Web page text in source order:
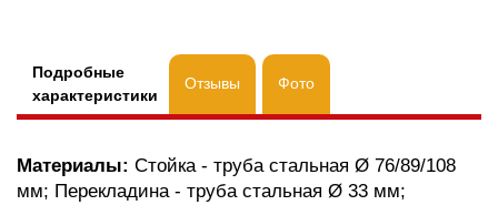
Подробные
характеристики
Отзывы Фото
Материалы: Стойка - труба стальная Ø 76/89/108
мм; Перекладина - труба стальная Ø 33 мм;